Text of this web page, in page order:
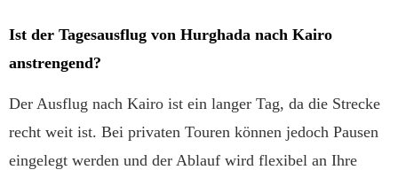
Ist der Tagesausflug von Hurghada nach Kairo
anstrengend?
Der Ausflug nach Kairo ist ein langer Tag, da die Strecke
recht weit ist. Bei privaten Touren können jedoch Pausen
eingelegt werden und der Ablauf wird flexibel an Ihre